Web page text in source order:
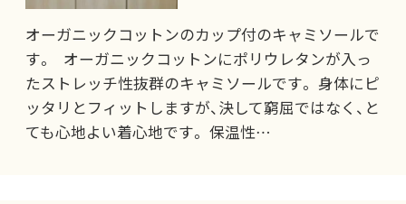
オーガニックコットンのカップ付のキャミソールで
す。 オーガニックコットンにポリウレタンが入っ
たストレッチ性抜群のキャミソールです。 身体にピ
ッタリとフィットしますが、決して窮屈ではなく、と
ても心地よい着心地です。 保温性…